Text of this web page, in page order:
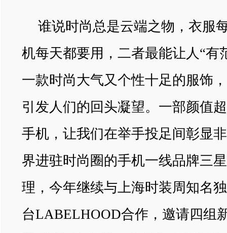
谁说时尚总是云端之物，衣服
机每天都要用，二者最能让人“有
一款时尚大气又个性十足的服饰
引发人们的回头凝望。一部颜值
手机，让我们在举手投足间彰显
界进驻时尚圈的手机一线品牌三
理，今年继续与上海时装周知名
台LABELHOOD合作，邀请四组